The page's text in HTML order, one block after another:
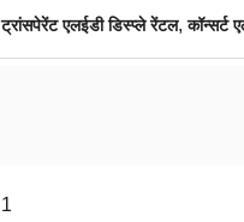
ट्रांसपेरेंट एलईडी डिस्प्ले रेंटल,कॉन्सर्ट
1